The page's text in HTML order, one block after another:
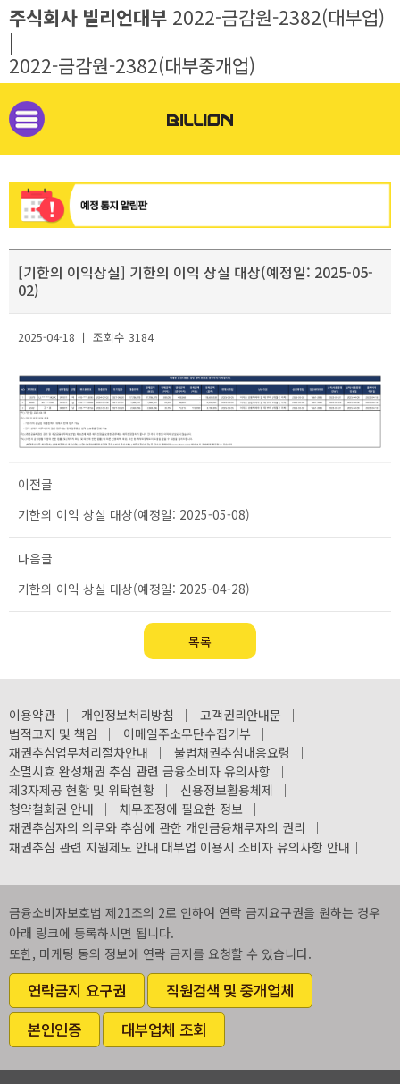
주식회사 빌리언대부 2022-금감원-2382(대부업)
|
2022-금감원-2382(대부중개업)
[기한의 이익상실] 기한의 이익 상실 대상(예정일: 2025-05-
02)
2025-04-18 ㅣ 조회수 3184
이전글
기한의 이익 상실 대상(예정일: 2025-05-08)
다음글
기한의 이익 상실 대상(예정일: 2025-04-28)
목록
이용약관 ｜ 개인정보처리방침 ｜ 고객권리안내문 ｜
법적고지 및 책임 ｜ 이메일주소무단수집거부 ｜
채권추심업무처리절차안내 ｜ 불법채권추심대응요령 ｜
소멸시효 완성채권 추심 관련 금융소비자 유의사항 ｜
제3자제공 현황 및 위탁현황 ｜ 신용정보활용체제 ｜
청약철회권 안내 ｜ 채무조정에 필요한 정보 ｜
채권추심자의 의무와 추심에 관한 개인금융채무자의 권리 ｜
채권추심 관련 지원제도 안내 대부업 이용시 소비자 유의사항 안내 ｜
금융소비자보호법 제21조의 2로 인하여 연락 금지요구권을 원하는 경우
아래 링크에 등록하시면 됩니다.
또한, 마케팅 동의 정보에 연락 금지를 요청할 수 있습니다.
연락금지 요구권
직원검색 및 중개업체
본인인증
대부업체 조회